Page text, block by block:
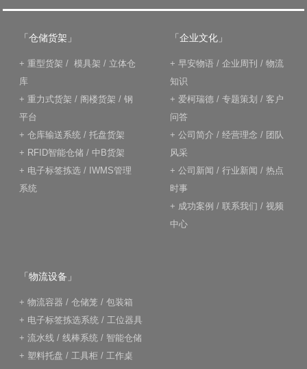
「仓储货架」
+ 重型货架 / 模具架 / 立体仓
库
+ 重力式货架 / 阁楼货架 / 钢
平台
+ 仓库输送系统 / 托盘货架
+ RFID智能仓储 / 中B货架
+ 电子标签拣选 / IWMS管理
系统
「企业文化」
+ 早安物语 / 企业周刊 / 物流
知识
+ 爱柯瑞德 / 专题策划 / 客户
问答
+ 公司简介 / 经营理念 / 团队
风采
+ 公司新闻 / 行业新闻 / 热点
时事
+ 成功案例 / 联系我们 / 视频
中心
「物流设备」
+ 物流容器 / 仓储笼 / 包装箱
+ 电子标签拣选系统 / 工位器具
+ 流水线 / 线棒系统 / 智能仓储
+ 塑料托盘 / 工具柜 / 工作桌